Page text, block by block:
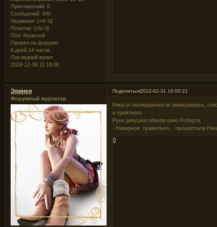
Приглашений: 0
Сообщений: 645
Уважение: [+4/-0]
Позитив: [+5/-3]
Пол: Мужской
Провел на форуме:
6 дней 14 часов
Последний визит:
2024-12-30 11:18:06
Поделиться2012-01-31 16:00:21
Эринея
Форумный мурчатор
Рика от неожиданности зажмурилась,
и приятного.
Руки девушки обвили шею Роберта.
- Наверное, правильно, - прошептала
0